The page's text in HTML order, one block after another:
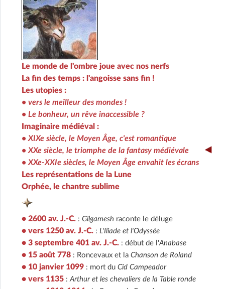
Le monde de l'ombre joue avec nos nerfs
La fin des temps : l'angoisse sans fin !
Les utopies :
• vers le meilleur des mondes !
• Le bonheur, un rêve inaccessible ?
Imaginaire médiéval :
• XIXe siècle, le Moyen Âge, c'est romantique
• XXe siècle, le triomphe de la fantasy médiévale
• XXe-XXIe siècles, le Moyen Âge envahit les écrans
Les représentations de la Lune
Orphée, le chantre sublime
• 2600 av. J.-C. : Gilgamesh raconte le déluge
• vers 1250 av. J.-C. : L'Iliade et l'Odyssée
• 3 septembre 401 av. J.-C. : début de l'Anabase
• 15 août 778 : Roncevaux et la Chanson de Roland
• 10 janvier 1099 : mort du Cid Campeador
• vers 1135 : Arthur et les chevaliers de la Table ronde